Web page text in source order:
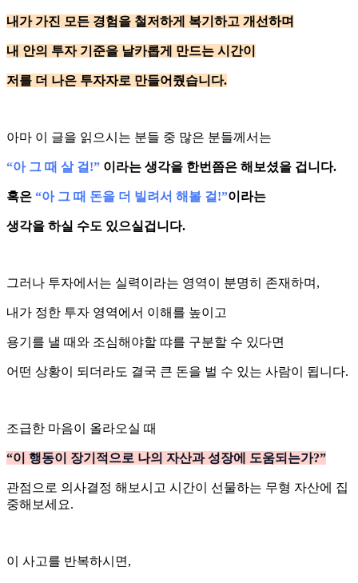
내가 가진 모든 경험을 철저하게 복기하고 개선하며
내 안의 투자 기준을 날카롭게 만드는 시간이
저를 더 나은 투자자로 만들어줬습니다.
아마 이 글을 읽으시는 분들 중 많은 분들께서는
“아 그 때 살 걸!” 이라는 생각을 한번쯤은 해보셨을 겁니다.
혹은 “아 그 때 돈을 더 빌려서 해볼 걸!”이라는
생각을 하실 수도 있으실겁니다.
그러나 투자에서는 실력이라는 영역이 분명히 존재하며,
내가 정한 투자 영역에서 이해를 높이고
용기를 낼 때와 조심해야할 땨를 구분할 수 있다면
어떤 상황이 되더라도 결국 큰 돈을 벌 수 있는 사람이 됩니다.
조급한 마음이 올라오실 때
“이 행동이 장기적으로 나의 자산과 성장에 도움되는가?”
관점으로 의사결정 해보시고 시간이 선물하는 무형 자산에 집
중해보세요.
이 사고를 반복하시면,